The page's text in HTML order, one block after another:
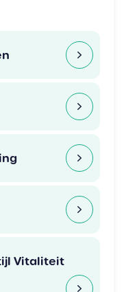
Vitaliteit